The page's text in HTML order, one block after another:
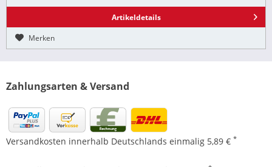
Artikeldetails
Merken
Zahlungsarten & Versand
Versandkosten innerhalb Deutschlands einmalig 5,89 € *